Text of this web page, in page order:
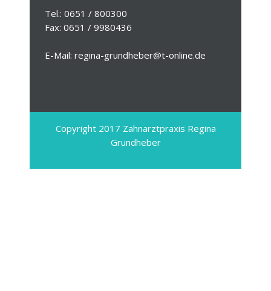
Tel.: 0651 / 800300
Fax: 0651 / 9980436
E-Mail: regina-grundheber@t-online.de
Copyright 2017 Zahnarztpraxis Regina
Grundheber